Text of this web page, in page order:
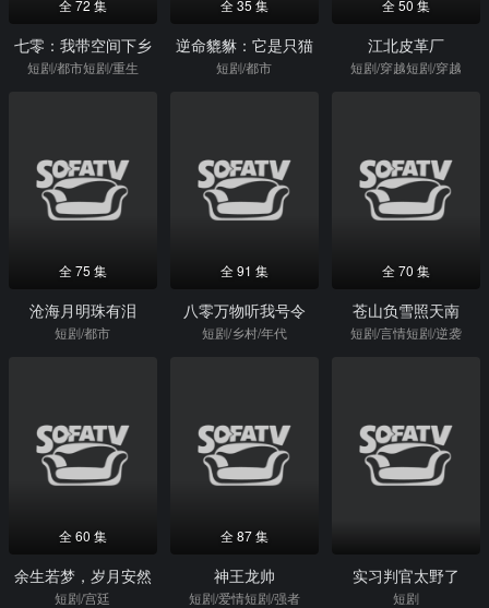
全 72 集
七零：我带空间下乡
短剧/都市短剧/重生
全 35 集
逆命貔貅：它是只猫
短剧/都市
全 50 集
江北皮革厂
短剧/穿越短剧/穿越
全 75 集
沧海月明珠有泪
短剧/都市
全 91 集
八零万物听我号令
短剧/乡村/年代
全 70 集
苍山负雪照天南
短剧/言情短剧/逆袭
全 60 集
余生若梦，岁月安然
短剧/宫廷
全 87 集
神王龙帅
短剧/爱情短剧/强者
实习判官太野了
短剧